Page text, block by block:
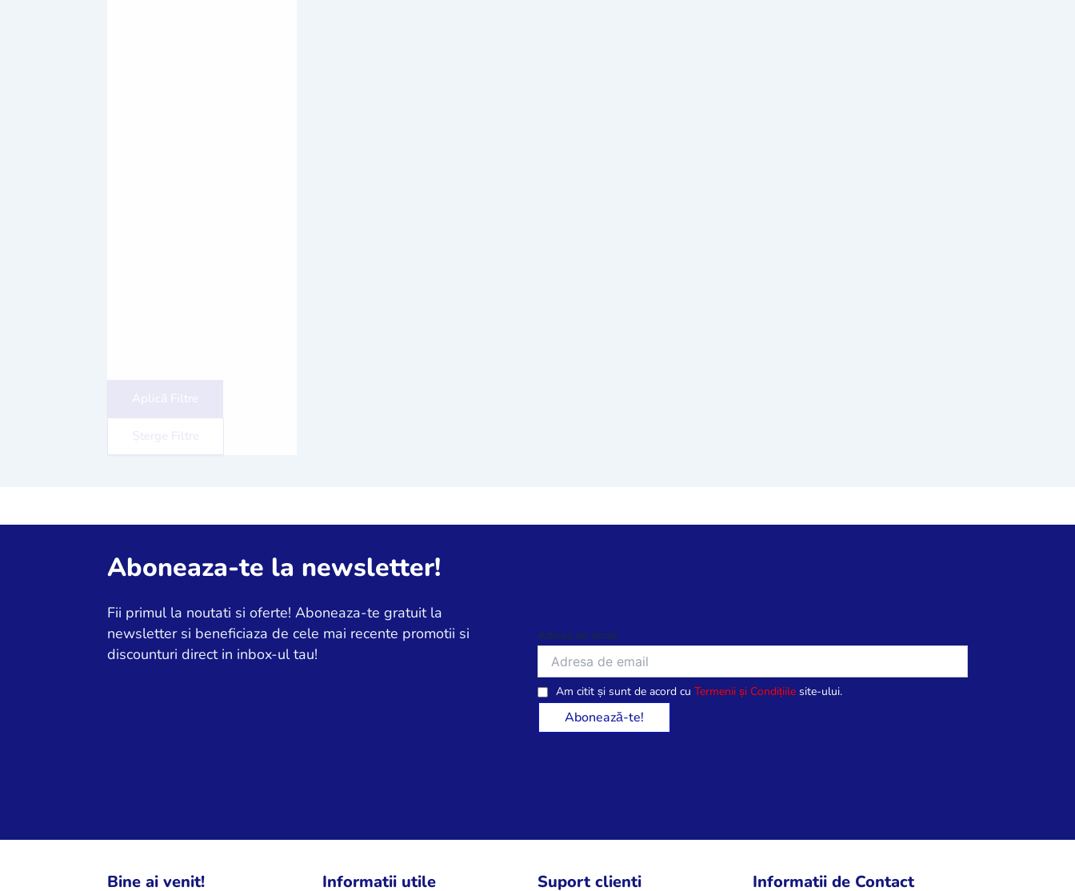
Aboneaza-te la newsletter!
Fii primul la noutati si oferte! Aboneaza-te gratuit la
newsletter si beneficiaza de cele mai recente promotii si
discounturi direct in inbox-ul tau!
Adresa de email
Am citit și sunt de acord cu Termenii și Condițiile site-ului.
Bine ai venit! Informatii utile Suport clienti Informatii de Contact